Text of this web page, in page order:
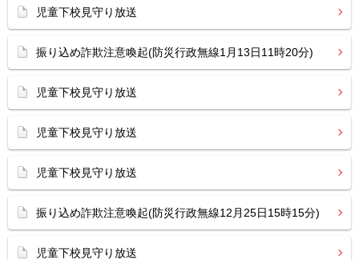
児童下校見守り放送
振り込め詐欺注意喚起(防災行政無線1月13日11時20分)
児童下校見守り放送
児童下校見守り放送
児童下校見守り放送
振り込め詐欺注意喚起(防災行政無線12月25日15時15分)
児童下校見守り放送